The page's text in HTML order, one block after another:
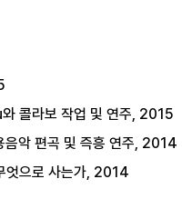
콜라보 작업 및 연주, 2015
음악 편곡 및 즉흥 연주, 2014
으로 사는가, 2014